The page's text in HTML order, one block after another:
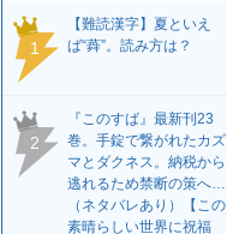
1
【難読漢字】夏といえ
ば“蕣”。読み方は？
2
『このすば』最新刊23
巻。手錠で繋がれたカズ
マとダクネス。納税から
逃れるため禁断の策へ…
（ネタバレあり）【この
素晴らしい世界に祝福